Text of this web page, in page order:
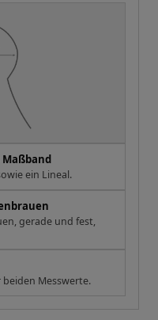
Maßband
ein Lineal.
gerade und fest,
Messwerte.